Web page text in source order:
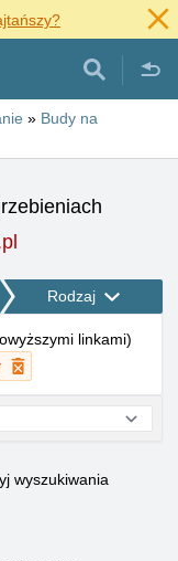
» Budy na
Rodzaj
linkami)
wyszukiwania